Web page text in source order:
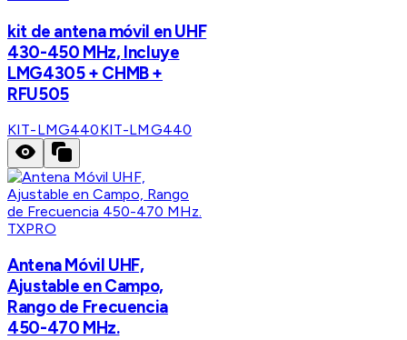
kit de antena móvil en UHF
430-450 MHz, Incluye
LMG4305 + CHMB +
RFU505
KIT-LMG440KIT-LMG440
TXPRO
Antena Móvil UHF,
Ajustable en Campo,
Rango de Frecuencia
450-470 MHz.